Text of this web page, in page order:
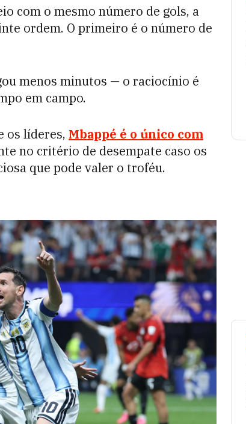
com o mesmo número de gols, a
ordem. O primeiro é o número de
menos minutos — o raciocínio é
em campo.
os líderes, Mbappé é o único com
no critério de desempate caso os
que pode valer o troféu.